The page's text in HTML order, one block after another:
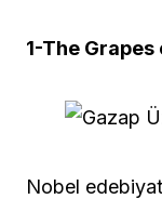
1-The Grapes
Nobel